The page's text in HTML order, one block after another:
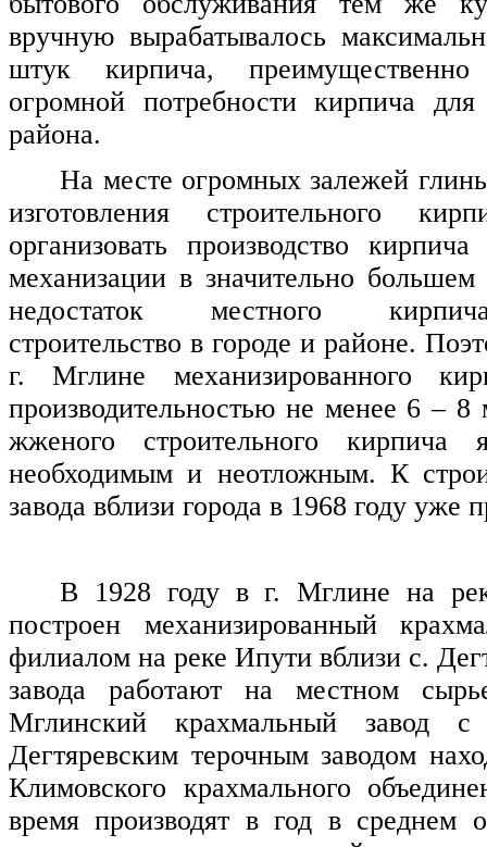
вручную вырабатывалось
штук кирпича,
огромной потребности кирпича
района.
На месте огромных залежей
изготовления строительного
организовать производство
механизации в значительно
недостаток местного
строительство в городе и районе.
г. Мглине механизированного
производительностью не менее 6 –
жженого строительного кирпича
необходимым и неотложным. К
завода вблизи города в 1968 году уже
В 1928 году в г. Мглине на
построен механизированный
филиалом на реке Ипути вблизи с.
завода работают на местном
Мглинский крахмальный завод
Дегтяревским терочным заводом
Климовского крахмального
время производят в год в среднем